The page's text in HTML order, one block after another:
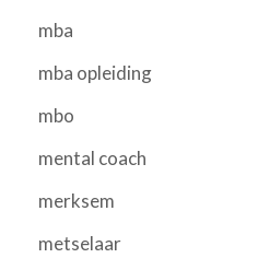
mba
mba opleiding
mbo
mental coach
merksem
metselaar